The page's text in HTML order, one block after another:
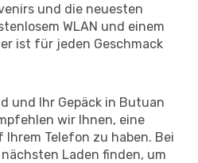
und die neuesten
WLAN und einem
ist für jeden Geschmack
und Ihr Gepäck in Butuan
wir Ihnen, eine
Telefon zu haben. Bei
Laden finden, um